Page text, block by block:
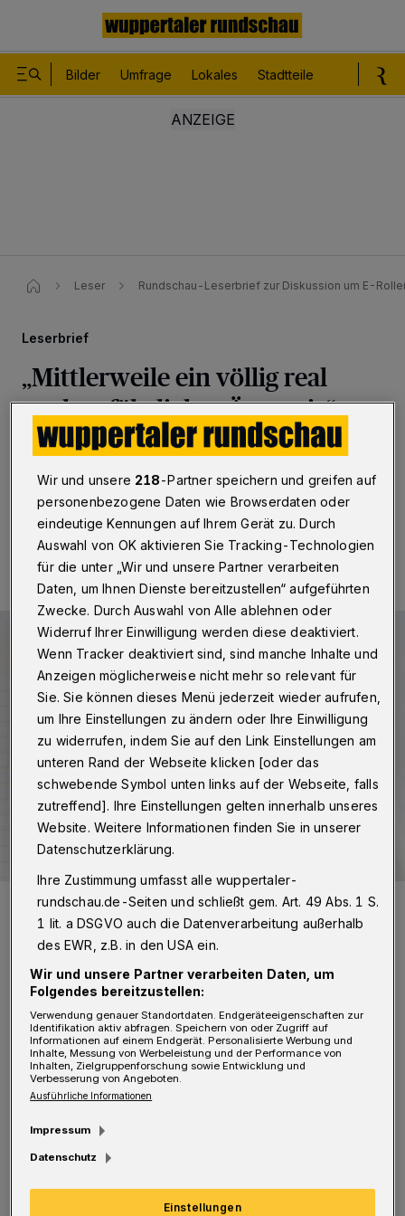
Bilder Umfrage Lokales Stadtteile
Leser Rundschau-Leserbrief zur Diskussion um E-
Leserbrief
„Mittlerweile ein völlig real
auch gefährliches Ärgernis“
Wuppertal·Betr.: Diskussion um E-Roller in Wuppertal
28.06.2024 , 08:30 Uhr Eine Minute Lesezeit
Symbolbild.
Foto: Rundschau
I ch stehe dem Thema neue Mobilität nach
wie vor offen gegenüber, jedoch konnte
auch ich entlang der Talsohle kürzlich drei (!)
wahrscheinlich auch vier. Ähnliches erlebe ich
Wir und unsere 218-Partner speichern und greifen auf
personenbezogene Daten wie Browserdaten oder
eindeutige Kennungen auf Ihrem Gerät zu. Durch
Auswahl von OK aktivieren Sie Tracking-Technologien
für die unter „Wir und unsere Partner verarbeiten
Daten, um Ihnen Dienste bereitzustellen“ aufgeführten
Zwecke. Durch Auswahl von Alle ablehnen oder
Widerruf Ihrer Einwilligung werden diese deaktiviert.
Wenn Tracker deaktiviert sind, sind manche Inhalte und
Anzeigen möglicherweise nicht mehr so relevant für
Sie. Sie können dieses Menü jederzeit wieder aufrufen,
um Ihre Einstellungen zu ändern oder Ihre Einwilligung
zu widerrufen, indem Sie auf den Link Einstellungen am
unteren Rand der Webseite klicken [oder das
schwebende Symbol unten links auf der Webseite, falls
zutreffend]. Ihre Einstellungen gelten innerhalb unseres
Website. Weitere Informationen finden Sie in unserer
Datenschutzerklärung.
Ihre Zustimmung umfasst alle wuppertaler-
rundschau.de-Seiten und schließt gem. Art. 49 Abs. 1 S.
1 lit. a DSGVO auch die Datenverarbeitung außerhalb
des EWR, z.B. in den USA ein.
Wir und unsere Partner verarbeiten Daten, um
Folgendes bereitzustellen:
Verwendung genauer Standortdaten. Endgeräteeigenschaften zur
Identifikation aktiv abfragen. Speichern von oder Zugriff auf
Informationen auf einem Endgerät. Personalisierte Werbung und
Inhalte, Messung von Werbeleistung und der Performance von
Inhalten, Zielgruppenforschung sowie Entwicklung und
Verbesserung von Angeboten.
Ausführliche Informationen
Impressum
Datenschutz
Einstellungen